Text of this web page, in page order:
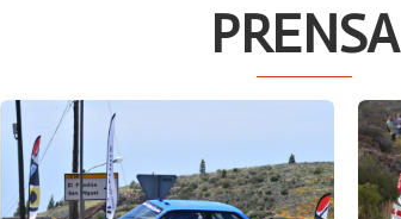
PRENSA